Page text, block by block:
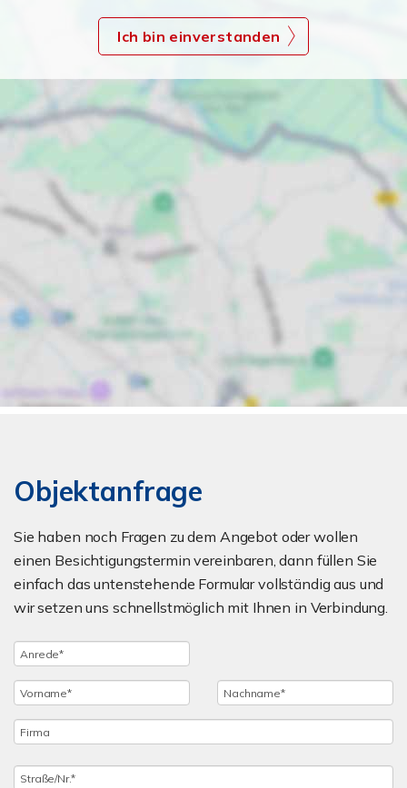
Ich bin einverstanden
Objektanfrage
Sie haben noch Fragen zu dem Angebot oder wollen
einen Besichtigungstermin vereinbaren, dann füllen Sie
einfach das untenstehende Formular vollständig aus und
wir setzen uns schnellstmöglich mit Ihnen in Verbindung.